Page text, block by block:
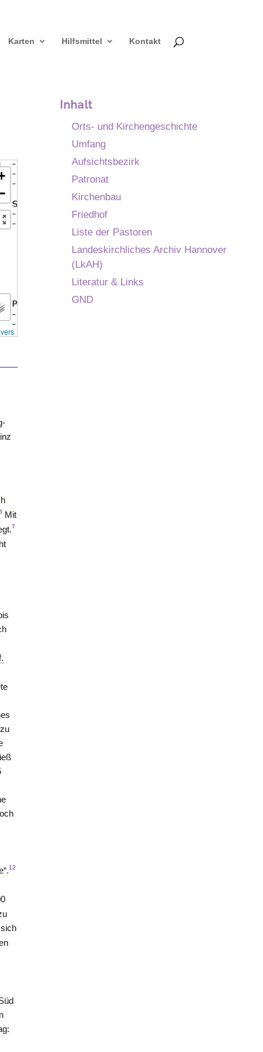
Karten Hilfsmittel Kontakt
Mit
7
12
Inhalt
Orts- und Kirchengeschichte
Umfang
Aufsichtsbezirk
Patronat
Kirchenbau
Friedhof
Liste der Pastoren
Landeskirchliches Archiv Hannover
(LkAH)
Literatur & Links
GND